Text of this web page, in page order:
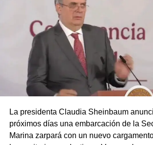
La presidenta Claudia Sheinbaum
próximos días una embarcación de la
Marina zarpará con un nuevo